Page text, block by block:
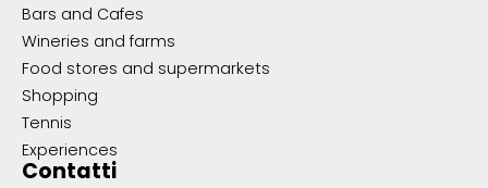
Bars and Cafes
Wineries and farms
Food stores and supermarkets
Shopping
Tennis
Experiences
Contatti